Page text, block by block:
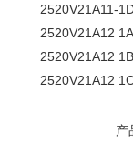
2520V21A11-
2520V21A12
2520V21A12
2520V21A12
产